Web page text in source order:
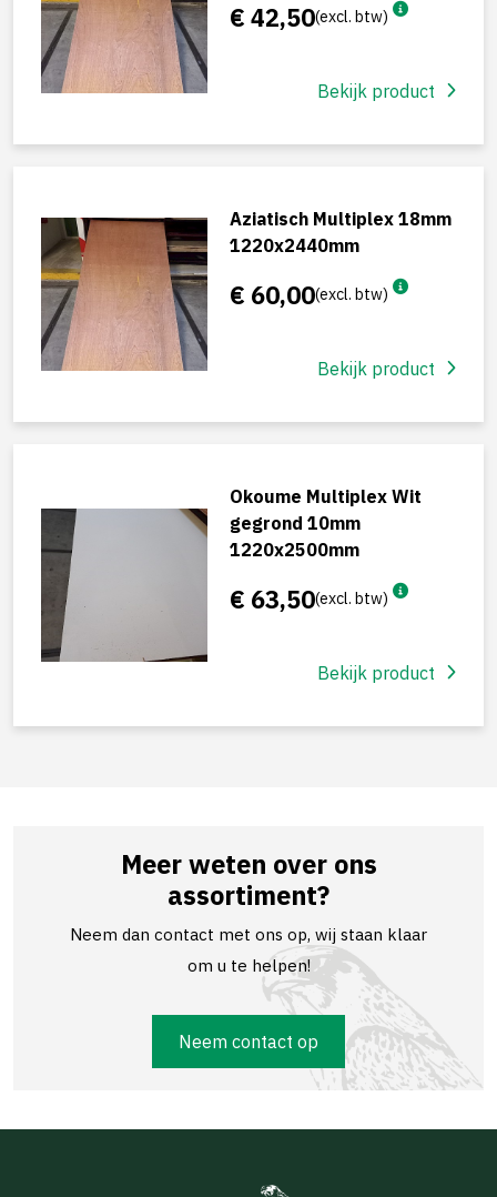
€ 42,50(excl. btw)
Bekijk product
Aziatisch Multiplex 18mm
1220x2440mm
€ 60,00(excl. btw)
Bekijk product
Okoume Multiplex Wit
gegrond 10mm
1220x2500mm
€ 63,50(excl. btw)
Bekijk product
Meer weten over ons
assortiment?
Neem dan contact met ons op, wij staan klaar
om u te helpen!
Neem contact op